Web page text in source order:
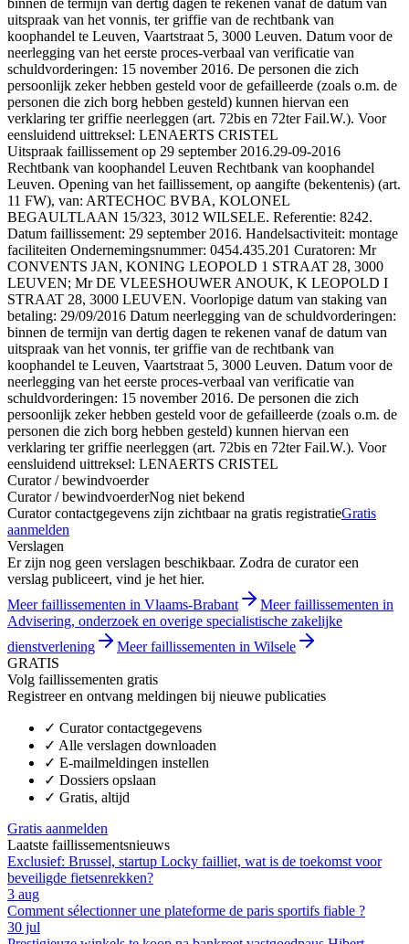
uitspraak van het vonnis, ter griffie van de rechtbank van
koophandel te Leuven, Vaartstraat 5, 3000 Leuven. Datum voor de
neerlegging van het eerste proces-verbaal van verificatie van
schuldvorderingen: 15 november 2016. De personen die zich
persoonlijk zeker hebben gesteld voor de gefailleerde (zoals o.m. de
personen die zich borg hebben gesteld) kunnen hiervan een
verklaring ter griffie neerleggen (art. 72bis en 72ter Fail.W.). Voor
eensluidend uittreksel: LENAERTS CRISTEL
Uitspraak faillissement op 29 september 2016.29-09-2016
Rechtbank van koophandel Leuven Rechtbank van koophandel
Leuven. Opening van het faillissement, op aangifte (bekentenis) (art.
11 FW), van: ARTECHOC BVBA, KOLONEL
BEGAULTLAAN 15/323, 3012 WILSELE. Referentie: 8242.
Datum faillissement: 29 september 2016. Handelsactiviteit: montage
faciliteiten Ondernemingsnummer: 0454.435.201 Curatoren: Mr
CONVENTS JAN, KONING LEOPOLD 1 STRAAT 28, 3000
LEUVEN; Mr DE VLEESHOUWER ANOUK, K LEOPOLD I
STRAAT 28, 3000 LEUVEN. Voorlopige datum van staking van
betaling: 29/09/2016 Datum neerlegging van de schuldvorderingen:
binnen de termijn van dertig dagen te rekenen vanaf de datum van
uitspraak van het vonnis, ter griffie van de rechtbank van
koophandel te Leuven, Vaartstraat 5, 3000 Leuven. Datum voor de
neerlegging van het eerste proces-verbaal van verificatie van
schuldvorderingen: 15 november 2016. De personen die zich
persoonlijk zeker hebben gesteld voor de gefailleerde (zoals o.m. de
personen die zich borg hebben gesteld) kunnen hiervan een
verklaring ter griffie neerleggen (art. 72bis en 72ter Fail.W.). Voor
eensluidend uittreksel: LENAERTS CRISTEL
Curator / bewindvoerder
Curator / bewindvoerderNog niet bekend
Curator contactgegevens zijn zichtbaar na gratis registratieGratis
aanmelden
Verslagen
Er zijn nog geen verslagen beschikbaar. Zodra de curator een
verslag publiceert, vind je het hier.
Meer faillissementen in Vlaams-Brabant
Meer faillissementen in
Advisering, onderzoek en overige specialistische zakelijke
dienstverlening
Meer faillissementen in Wilsele
GRATIS
Volg faillissementen gratis
Registreer en ontvang meldingen bij nieuwe publicaties
✓ Curator contactgegevens
✓ Alle verslagen downloaden
✓ E-mailmeldingen instellen
✓ Dossiers opslaan
✓ Gratis, altijd
Gratis aanmelden
Laatste faillissementsnieuws
Exclusief: Brussel, startup Locky failliet, wat is de toekomst voor
beveiligde fietsenrekken?
3 aug
Comment sélectionner une plateforme de paris sportifs fiable ?
30 jul